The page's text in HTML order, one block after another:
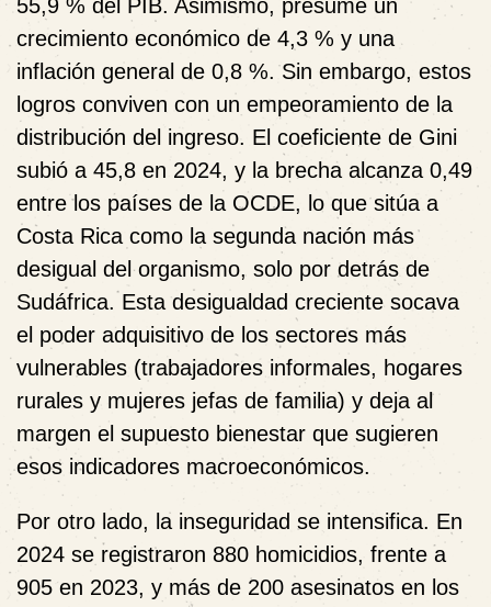
55,9 % del PIB. Asimismo, presume un
crecimiento económico de 4,3 % y una
inflación general de 0,8 %. Sin embargo, estos
logros conviven con un empeoramiento de la
distribución del ingreso. El coeficiente de Gini
subió a 45,8 en 2024, y la brecha alcanza 0,49
entre los países de la OCDE, lo que sitúa a
Costa Rica como la segunda nación más
desigual del organismo, solo por detrás de
Sudáfrica. Esta desigualdad creciente socava
el poder adquisitivo de los sectores más
vulnerables (trabajadores informales, hogares
rurales y mujeres jefas de familia) y deja al
margen el supuesto bienestar que sugieren
esos indicadores macroeconómicos.
Por otro lado, la inseguridad se intensifica. En
2024 se registraron 880 homicidios, frente a
905 en 2023, y más de 200 asesinatos en los